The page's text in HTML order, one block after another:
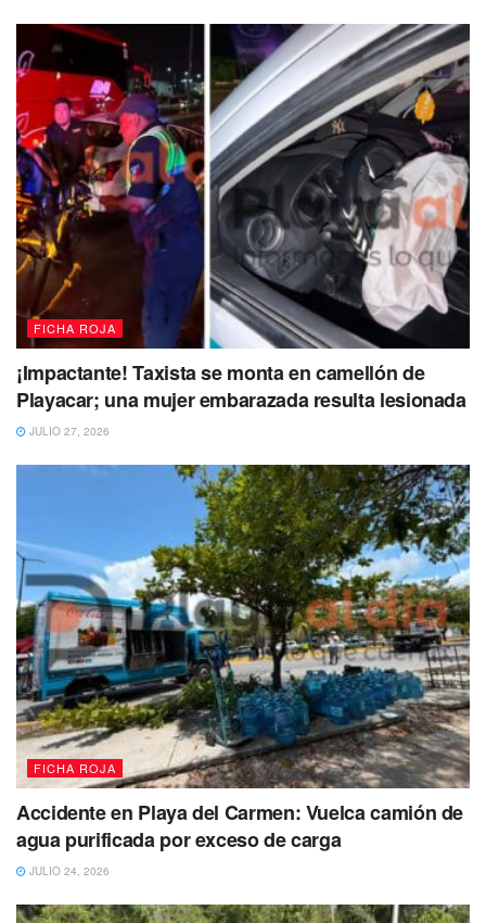
FICHA ROJA
¡Impactante! Taxista se monta en camellón de
Playacar; una mujer embarazada resulta lesionada
JULIO 27, 2026
FICHA ROJA
Accidente en Playa del Carmen: Vuelca camión de
agua purificada por exceso de carga
JULIO 24, 2026